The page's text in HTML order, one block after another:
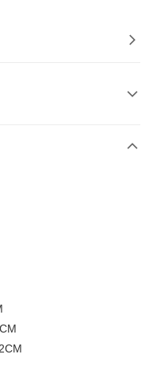
商業銀行
富邦商業銀行
國際商業銀行
商業銀行
商業銀行